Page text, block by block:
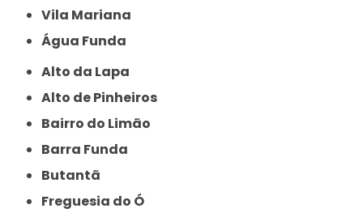
Vila Mariana
Água Funda
Alto da Lapa
Alto de Pinheiros
Bairro do Limão
Barra Funda
Butantã
Freguesia do Ó